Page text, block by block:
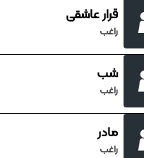
قرار عاشقی
راغب
شب
راغب
مادر
راغب